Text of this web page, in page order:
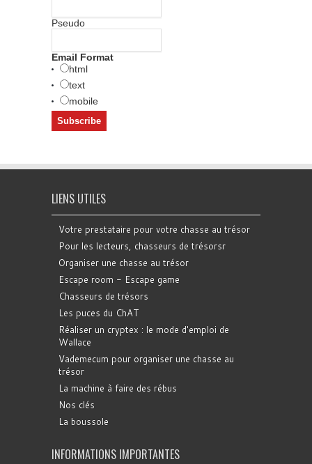
Pseudo
Email Format
html
text
mobile
LIENS UTILES
Votre prestataire pour votre chasse au trésor
Pour les lecteurs, chasseurs de trésorsr
Organiser une chasse au trésor
Escape room - Escape game
Chasseurs de trésors
Les puces du ChAT
Réaliser un cryptex : le mode d'emploi de
Wallace
Vademecum pour organiser une chasse au
trésor
La machine à faire des rébus
Nos clés
La boussole
INFORMATIONS IMPORTANTES